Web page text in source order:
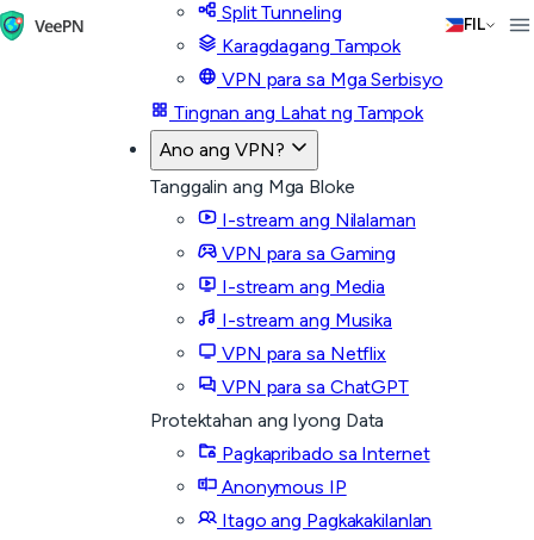
Split Tunneling
Karagdagang Tampok
VPN para sa Mga Serbisyo
Tingnan ang Lahat ng Tampok
Ano ang VPN?
Tanggalin ang Mga Bloke
I-stream ang Nilalaman
VPN para sa Gaming
I-stream ang Media
I-stream ang Musika
VPN para sa Netflix
VPN para sa ChatGPT
Protektahan ang Iyong Data
Pagkapribado sa Internet
Anonymous IP
Itago ang Pagkakakilanlan
FIL